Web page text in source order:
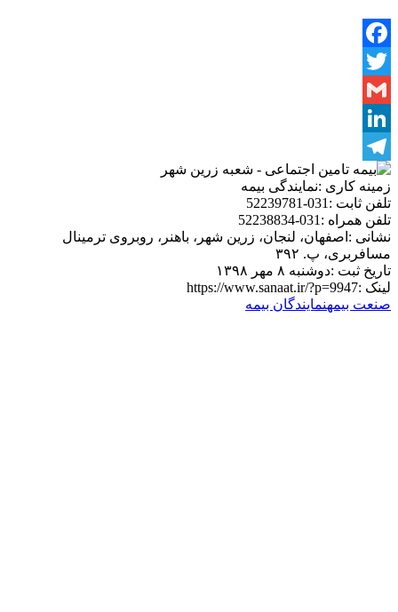
Facebook
Twitter
Gmail
LinkedIn
Telegram
زمینه کاری :نمایندگی بیمه
تلفن ثابت :031-52239781
تلفن همراه :031-52238834
نشانی : اصفهان، لنجان، زرین شهر، باهنر، روبروی ترمینال
مسافربری، پ. ٣٩٢
تاریخ ثبت :دوشنبه ۸ مهر ۱۳۹۸
لینک :https://www.sanaat.ir/?p=9947
صنعت بیمهنمایندگان بیمه